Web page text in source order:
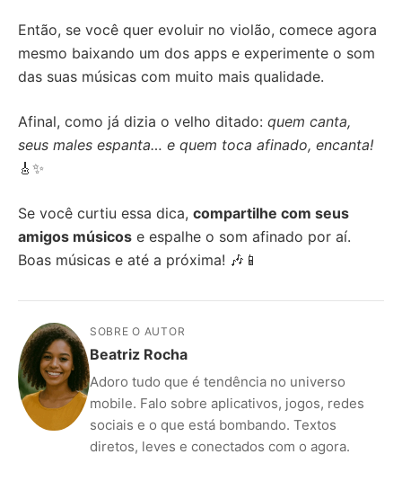
Então, se você quer evoluir no violão, comece agora
mesmo baixando um dos apps e experimente o som
das suas músicas com muito mais qualidade.
Afinal, como já dizia o velho ditado: quem canta,
seus males espanta… e quem toca afinado, encanta!
🎸✨
Se você curtiu essa dica, compartilhe com seus
amigos músicos e espalhe o som afinado por aí.
Boas músicas e até a próxima! 🎶📱
SOBRE O AUTOR
Beatriz Rocha
Adoro tudo que é tendência no universo
mobile. Falo sobre aplicativos, jogos, redes
sociais e o que está bombando. Textos
diretos, leves e conectados com o agora.